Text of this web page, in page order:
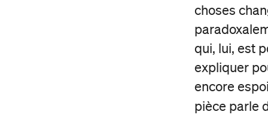
choses
qui, lui, est
expliquer
encore
pièce parle